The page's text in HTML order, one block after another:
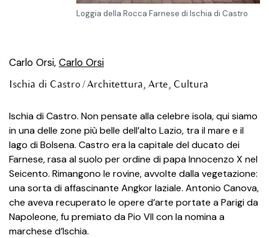
Loggia della Rocca Farnese di Ischia di Castro
Ischia di Castro. Non pensate alla celebre isola, qui siamo
in una delle zone più belle dell’alto Lazio, tra il mare e il
lago di Bolsena. Castro era la capitale del ducato dei
Farnese, rasa al suolo per ordine di papa Innocenzo X nel
Seicento. Rimangono le rovine, avvolte dalla vegetazione:
una sorta di affascinante Angkor laziale. Antonio Canova,
che aveva recuperato le opere d’arte portate a Parigi da
Napoleone, fu premiato da Pio VII con la nomina a
marchese d’Ischia.
Carlo Orsi, Carlo Orsi
Ischia di Castro /Architettura, Arte, Cultura